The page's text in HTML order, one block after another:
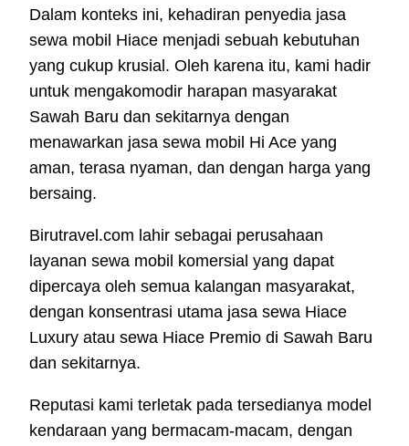
Dalam konteks ini, kehadiran penyedia jasa
sewa mobil Hiace menjadi sebuah kebutuhan
yang cukup krusial. Oleh karena itu, kami hadir
untuk mengakomodir harapan masyarakat
Sawah Baru dan sekitarnya dengan
menawarkan jasa sewa mobil Hi Ace yang
aman, terasa nyaman, dan dengan harga yang
bersaing.
Birutravel.com lahir sebagai perusahaan
layanan sewa mobil komersial yang dapat
dipercaya oleh semua kalangan masyarakat,
dengan konsentrasi utama jasa sewa Hiace
Luxury atau sewa Hiace Premio di Sawah Baru
dan sekitarnya.
Reputasi kami terletak pada tersedianya model
kendaraan yang bermacam-macam, dengan